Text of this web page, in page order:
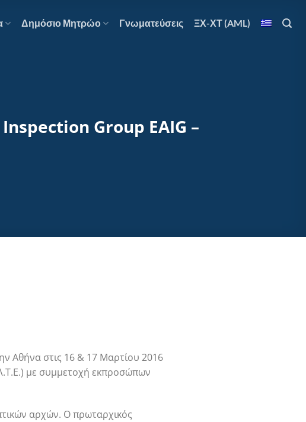
Δημόσιο Μητρώο Γνωματεύσεις ΞΧ-ΧΤ (AML)
Group EAIG –
Αθήνα στις 16 & 17 Μαρτίου 2016
με συμμετοχή εκπροσώπων
αρχών. Ο πρωταρχικός